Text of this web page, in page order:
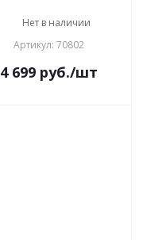
Нет в наличии
Артикул: 70802
4 699руб./шт